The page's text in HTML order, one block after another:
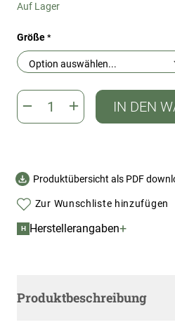
Auf Lager
Größe
IN DEN
Produktübersicht als PDF
Zur Wunschliste hinzufügen
H Herstellerangaben+
Produktbeschreibung